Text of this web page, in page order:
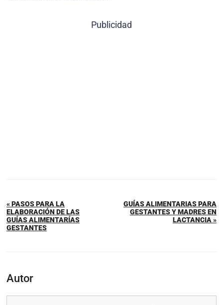
Publicidad
« PASOS PARA LA
ELABORACIÓN DE LAS
GUÍAS ALIMENTARÍAS
GESTANTES
GUÍAS ALIMENTARIAS PARA
GESTANTES Y MADRES EN
LACTANCIA »
Autor